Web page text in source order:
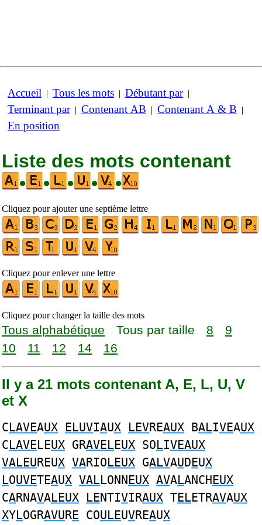
Accueil | Tous les mots | Débutant par|
Terminant par| Contenant AB | Contenant A & B |
En position
Liste des mots contenant
•
• • • •
Cliquez pour ajouter une septième lettre
Cliquez pour enlever une lettre
Cliquez pour changer la taille des mots
Tous alphabétique Tous par taille 8
9
10
11 12 14 16
Il y a 21 mots contenant A, E, L, U, V
et X
CLAVEAUX ELUVIAUX LEVREAUX BALIVEAUX
CLAVELEUX GRAVELEUX SOLIVEAUX
VALEUREUX VARIOLEUX GALVAUDEUX
LOUVETEAUX VALLONNEUX AVALANCHEUX
CARNAVALEUX LENTIVIRAUX TELETRAVAUX
XYLOGRAVURE COULEUVREAUX